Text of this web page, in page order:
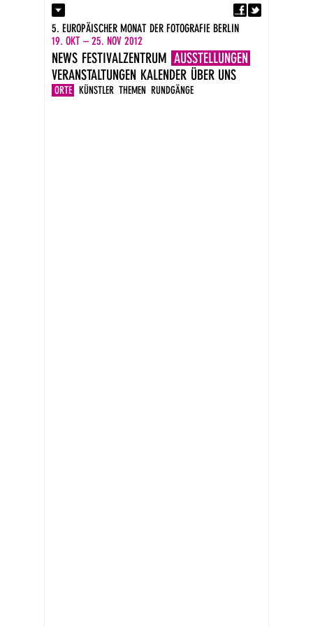
Kontakt
Presse
Impressum
DE
EN
5. EUROPÄISCHER MONAT DER FOTOGRAFIE BERLIN
19. OKT – 25. NOV 2012
NEWS FESTIVALZENTRUM AUSSTELLUNGEN
ORTE KÜNSTLER THEMEN RUNDGÄNGE
VERANSTALTUNGEN KALENDER ÜBER UNS